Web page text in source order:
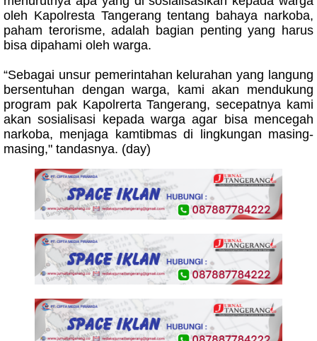
oleh Kapolresta Tangerang tentang bahaya narkoba,
paham terorisme, adalah bagian penting yang harus
bisa dipahami oleh warga.
“Sebagai unsur pemerintahan kelurahan yang langung
bersentuhan dengan warga, kami akan mendukung
program pak Kapolrerta Tangerang, secepatnya kami
akan sosialisasi kepada warga agar bisa mencegah
narkoba, menjaga kamtibmas di lingkungan masing-
masing," tandasnya. (day)